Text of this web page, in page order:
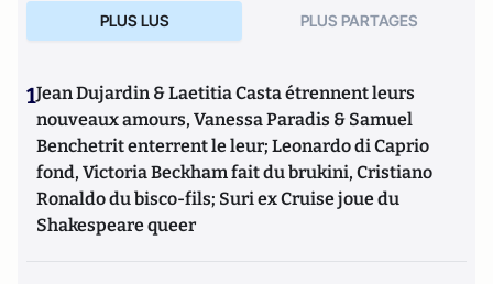
PLUS LUS PLUS PARTAGES
1Jean Dujardin & Laetitia Casta étrennent leurs
nouveaux amours, Vanessa Paradis & Samuel
Benchetrit enterrent le leur; Leonardo di Caprio
fond, Victoria Beckham fait du brukini, Cristiano
Ronaldo du bisco-fils; Suri ex Cruise joue du
Shakespeare queer